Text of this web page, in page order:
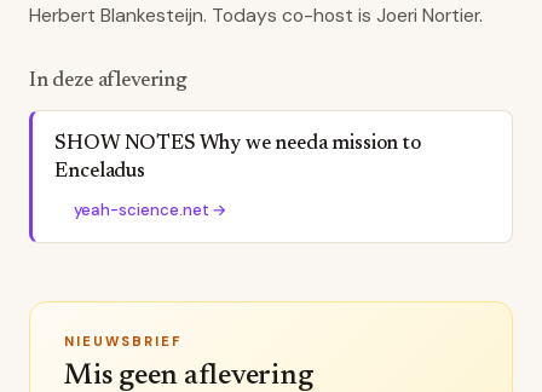
Herbert Blankesteijn. Todays co-host is Joeri Nortier.
In deze aflevering
SHOW NOTES Why we needa mission to
Enceladus
yeah-science.net →
NIEUWSBRIEF
Mis geen aflevering